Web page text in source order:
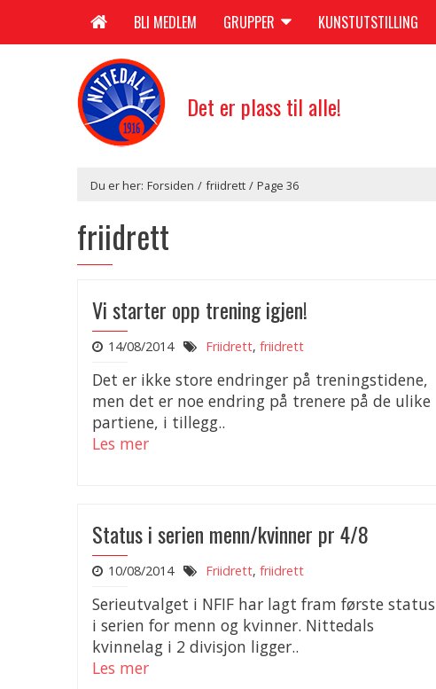
BLI MEDLEM GRUPPER KUNSTUTSTILLING
Det er plass til alle!
Du er her: Forsiden / friidrett / Page 36
friidrett
Vi starter opp trening igjen!
14/08/2014 Friidrett, friidrett
Det er ikke store endringer på treningstidene,
men det er noe endring på trenere på de ulike
partiene, i tillegg..
Les mer
Status i serien menn/kvinner pr 4/8
10/08/2014 Friidrett, friidrett
Serieutvalget i NFIF har lagt fram første status
i serien for menn og kvinner. Nittedals
kvinnelag i 2 divisjon ligger..
Les mer